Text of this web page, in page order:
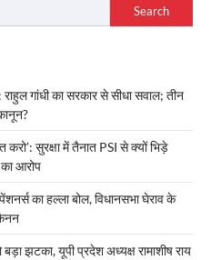
Search
गांधी का सरकार से सीधा सवाल; तीन
करो’: सुरक्षा में तैनात PSI से क्यों भिड़े
आरोप
का हल्ला बोल, विधानसभा घेराव के
झटका, यूपी प्रदेश अध्यक्ष रामाशीष राय